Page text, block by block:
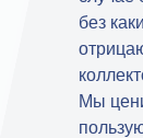
без
Мы